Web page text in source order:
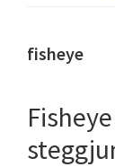
og
skemmtilegt
:)
fisheye